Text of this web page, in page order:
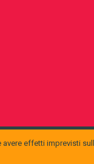
effetti imprevisti